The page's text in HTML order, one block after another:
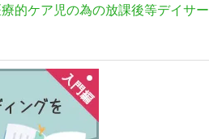
的ケア児の為の放課後等デイサー